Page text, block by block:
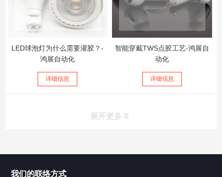
LED球泡灯为什么需要灌胶？-
鸿展自动化
详细信息
智能穿戴TWS点胶工艺-鸿展自
动化
详细信息
展开更多
我们的联络方式